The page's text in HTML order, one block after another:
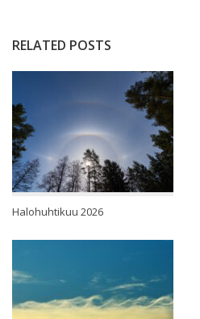
RELATED POSTS
Halohuhtikuu 2026